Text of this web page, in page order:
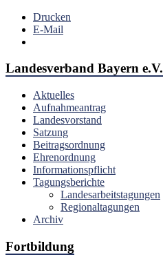
Drucken
E-Mail
Landesverband Bayern e.V.
Aktuelles
Aufnahmeantrag
Landesvorstand
Satzung
Beitragsordnung
Ehrenordnung
Informationspflicht
Tagungsberichte
Landesarbeitstagungen
Regionaltagungen
Archiv
Fortbildung